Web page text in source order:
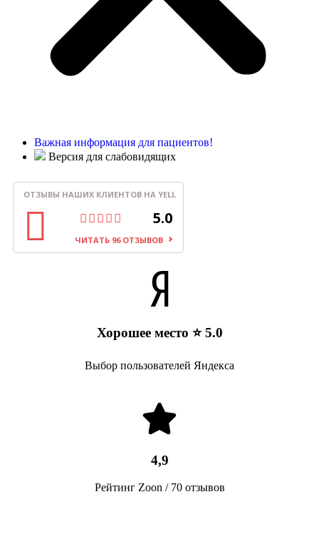
Важная информация для пациентов!
Версия для слабовидящих
ОТЗЫВЫ НАШИХ КЛИЕНТОВ НА YELL
5.0
ЧИТАТЬ 96 ОТЗЫВОВ
Хорошее место ⭐ 5.0
Выбор пользователей Яндекса
4,9
Рейтинг Zoon / 70 отзывов